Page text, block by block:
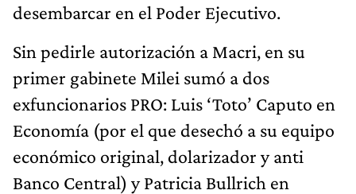
desembarcar en el Poder Ejecutivo.
Sin pedirle autorización a Macri, en su
primer gabinete Milei sumó a dos
exfuncionarios PRO: Luis ‘Toto’ Caputo en
Economía (por el que desechó a su equipo
económico original, dolarizador y anti
Banco Central) y Patricia Bullrich en